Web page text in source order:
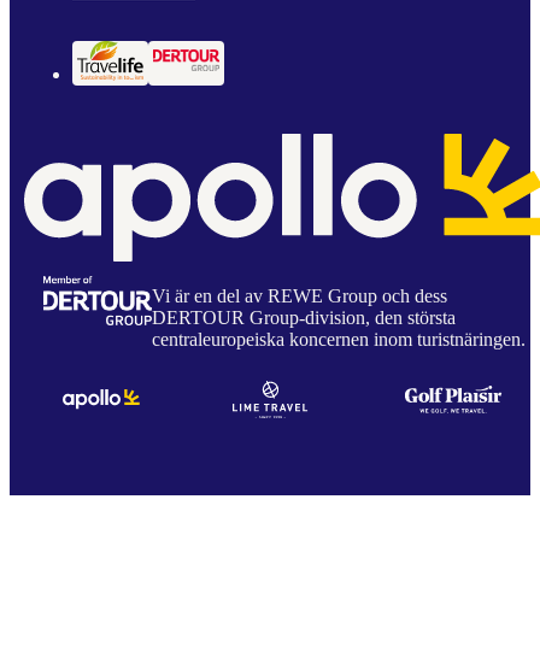
Vi är en del av REWE Group och dess
DERTOUR Group-division, den största
centraleuropeiska koncernen inom turistnäringen.